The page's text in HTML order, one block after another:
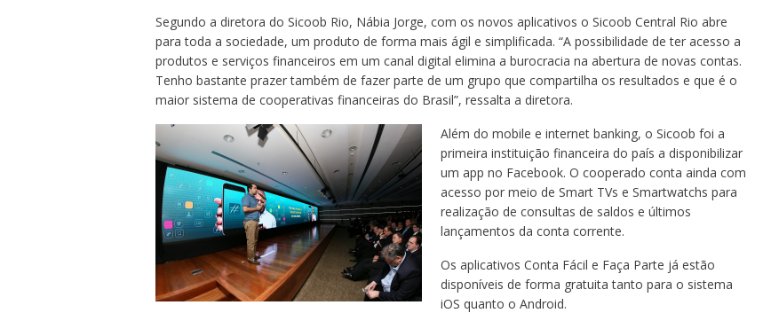
Segundo a diretora do Sicoob Rio, Nábia Jorge, com os novos aplicativos o Sicoob Central Rio abre
para toda a sociedade, um produto de forma mais ágil e simplificada. “A possibilidade de ter acesso a
produtos e serviços financeiros em um canal digital elimina a burocracia na abertura de novas contas.
Tenho bastante prazer também de fazer parte de um grupo que compartilha os resultados e que é o
maior sistema de cooperativas financeiras do Brasil”, ressalta a diretora.
Além do mobile e internet banking, o Sicoob foi a
primeira instituição financeira do país a disponibilizar
um app no Facebook. O cooperado conta ainda com
acesso por meio de Smart TVs e Smartwatchs para
realização de consultas de saldos e últimos
lançamentos da conta corrente.
Os aplicativos Conta Fácil e Faça Parte já estão
disponíveis de forma gratuita tanto para o sistema
iOS quanto o Android.